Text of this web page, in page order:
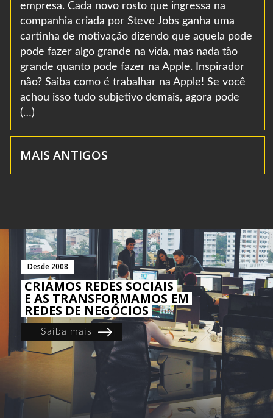
empresa. Cada novo rosto que ingressa na
companhia criada por Steve Jobs ganha uma
cartinha de motivação dizendo que aquela pode
pode fazer algo grande na vida, mas nada tão
grande quanto pode fazer na Apple. Inspirador
não? Saiba como é trabalhar na Apple! Se você
achou isso tudo subjetivo demais, agora pode
(…)
MAIS ANTIGOS
Desde 2008
CRIAMOS REDES SOCIAIS
E AS TRANSFORMAMOS EM
REDES DE NEGÓCIOS
Saiba mais